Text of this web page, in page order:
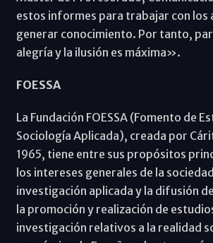
estos informes para trabajar con los
generar conocimiento. Por tanto,
alegría y la ilusión es máxima».
FOESSA
La Fundación FOESSA (Fomento de
Sociología Aplicada), creada por
1965, tiene entre sus propósitos
los intereses generales de la
investigación aplicada y la difusión
la promoción y realización de
investigación relativos a la realidad